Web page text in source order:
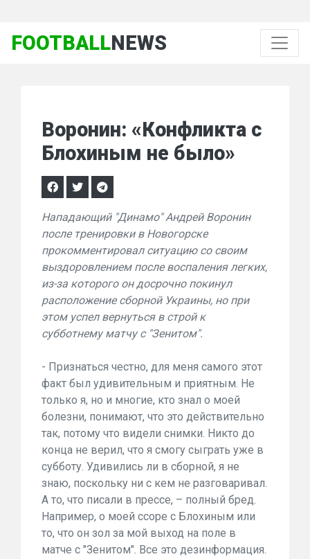
FOOTBALLNEWS
Воронин: «Конфликта с
Блохиным не было»
Нападающий "Динамо" Андрей Воронин
после тренировки в Новогорске
прокомментировал ситуацию со своим
выздоровлением после воспаления легких,
из-за которого он досрочно покинул
расположение сборной Украины, но при
этом успел вернуться в строй к
субботнему матчу с "Зенитом".
- Признаться честно, для меня самого этот
факт был удивительным и приятным. Не
только я, но и многие, кто знал о моей
болезни, понимают, что это действительно
так, потому что видели снимки. Никто до
конца не верил, что я смогу сыграть уже в
субботу. Удивились ли в сборной, я не
знаю, поскольку ни с кем не разговаривал.
А то, что писали в прессе, – полный бред.
Например, о моей ссоре с Блохиным или
то, что он зол за мой выход на поле в
матче с "Зенитом". Все это дезинформация.